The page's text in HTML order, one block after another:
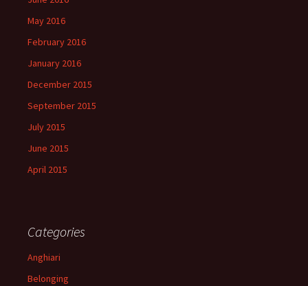
May 2016
February 2016
January 2016
December 2015
September 2015
July 2015
June 2015
April 2015
Categories
Anghiari
Belonging